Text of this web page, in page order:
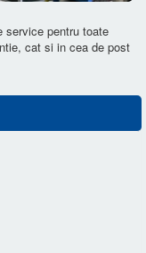
service pentru toate
cat si in cea de post